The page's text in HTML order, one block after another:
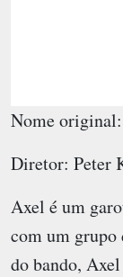
Nome
Diretor: Peter
Axel é um
com um grupo
do bando,